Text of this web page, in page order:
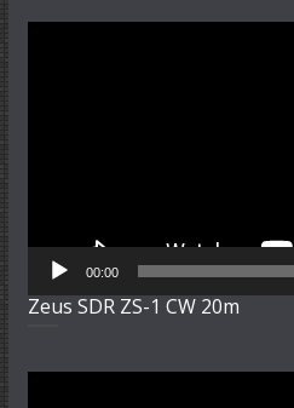
00:00
Zeus SDR ZS-1 CW 20m